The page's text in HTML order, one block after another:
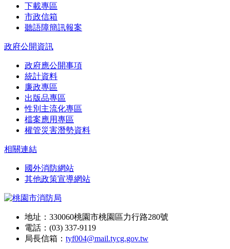
下載專區
市政信箱
聽語障簡訊報案
政府公開資訊
政府應公開事項
統計資料
廉政專區
出版品專區
性別主流化專區
檔案應用專區
權管災害潛勢資料
相關連結
國外消防網站
其他政策宣導網站
地址：330060桃園市桃園區力行路280號
電話：(03) 337-9119
局長信箱： tyf004@mail.tycg.gov.tw